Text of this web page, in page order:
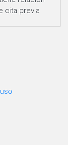
cita previa